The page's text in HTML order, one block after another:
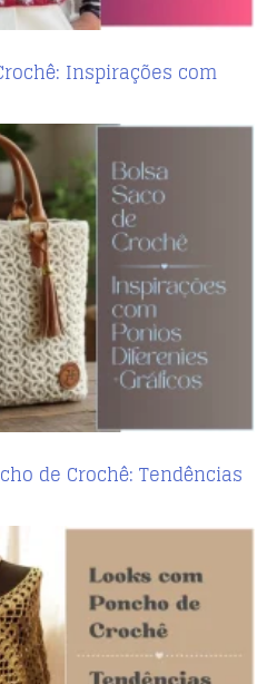
Inspirações com
de Crochê: Tendências